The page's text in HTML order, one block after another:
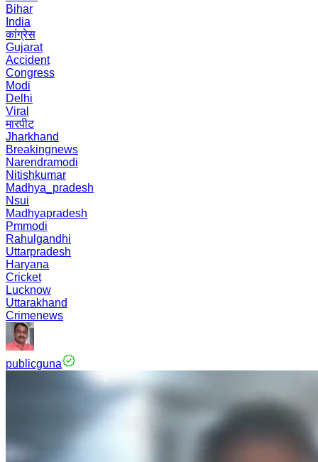
Bihar
India
कांग्रेस
Gujarat
Accident
Congress
Modi
Delhi
Viral
मारपीट
Jharkhand
Breakingnews
Narendramodi
Nitishkumar
Madhya_pradesh
Nsui
Madhyapradesh
Pmmodi
Rahulgandhi
Uttarpradesh
Haryana
Cricket
Lucknow
Uttarakhand
Crimenews
publicguna